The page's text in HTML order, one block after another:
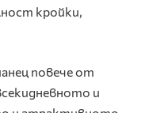
кройки,
повече от
и